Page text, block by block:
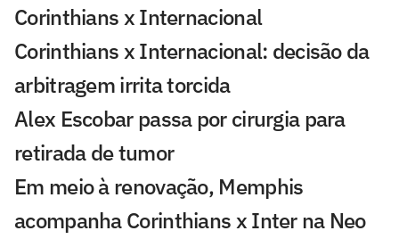
Corinthians x Internacional
Corinthians x Internacional: decisão da
arbitragem irrita torcida
Alex Escobar passa por cirurgia para
retirada de tumor
Em meio à renovação, Memphis
acompanha Corinthians x Inter na Neo